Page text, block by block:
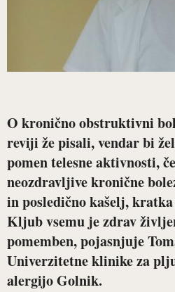
O kronično obstruktivni
reviji že pisali, vendar bi
pomen telesne aktivnosti,
neozdravljive kronične
in posledično kašelj,
Kljub vsemu je zdrav
pomemben, pojasnjuje
Univerzitetne klinike za
alergijo Golnik.